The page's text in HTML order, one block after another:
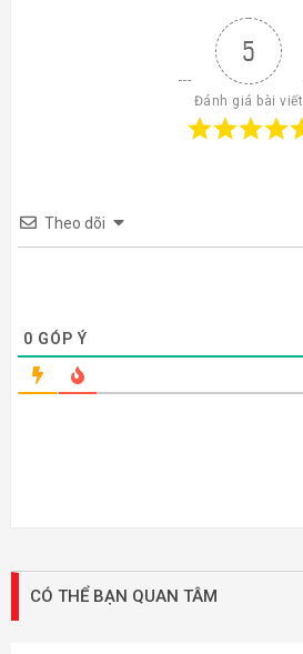
5
Đánh giá bài viết
Theo dõi
0 GÓP Ý
CÓ THỂ BẠN QUAN TÂM